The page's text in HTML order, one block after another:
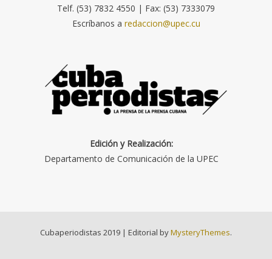
Telf. (53) 7832 4550 | Fax: (53) 7333079
Escríbanos a redaccion@upec.cu
Edición y Realización:
Departamento de Comunicación de la UPEC
Cubaperiodistas 2019 | Editorial byMysteryThemes.